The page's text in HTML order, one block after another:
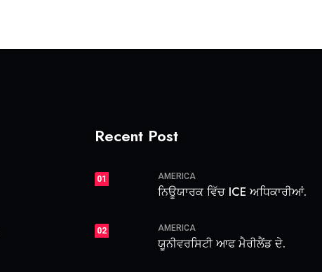
Recent Post
01 AMERICA
ਨਿਊਯਾਰਕ ਵਿੱਚ ICE ਅਧਿਕਾਰੀਆਂ.
02 AMERICA
ਯੂਨੀਵਰਸਿਟੀ ਆਫ ਮੈਰੀਲੈਂਡ ਦੇ.